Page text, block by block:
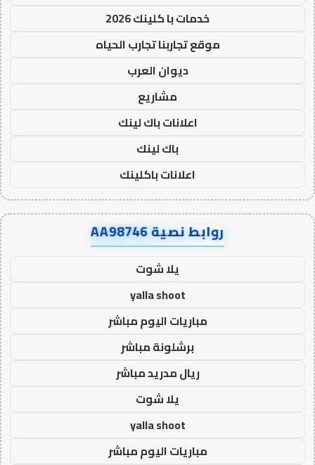
خدمات با كلينك 2026
موقع تجاربنا تجارب الحياه
ديوان العرب
مشاريع
اعلانات باك لينك
باك لينك
اعلانات باكلينك
روابط نصية AA98746
يلا شوت
yalla shoot
مباريات اليوم مباشر
برشلونة مباشر
ريال مدريد مباشر
يلا شوت
yalla shoot
مباريات اليوم مباشر